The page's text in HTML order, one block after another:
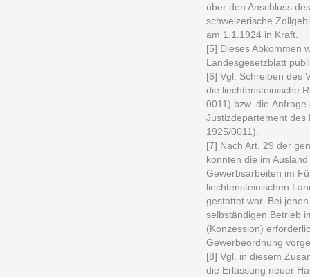
über den Anschluss
schweizerische
am 1.1.1924 in Kraft.
[5] Dieses Abkommen
Landesgesetzblatt
[6] Vgl. Schreiben des
die liechtensteinische
0011) bzw. die
Justizdepartement des
1925/0011).
[7] Nach Art. 29 der
konnten die im
Gewerbsarbeiten im
liechtensteinischen
gestattet war. Bei
selbständigen Betrieb
(Konzession)
Gewerbeordnung
[8] Vgl. in diesem
die Erlassung neuer